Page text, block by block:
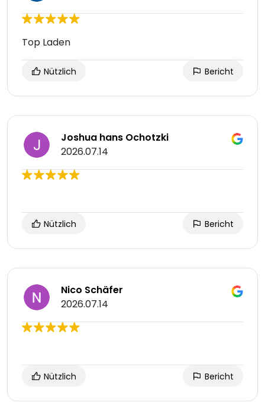
Top Laden
Nützlich Bericht
Joshua hans Ochotzki
2026.07.14
Nützlich Bericht
Nico Schäfer
2026.07.14
Nützlich Bericht